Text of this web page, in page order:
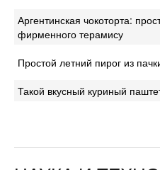
Аргентинская чокоторта:
фирменного терамису
Простой летний пирог из
Такой вкусный куриный